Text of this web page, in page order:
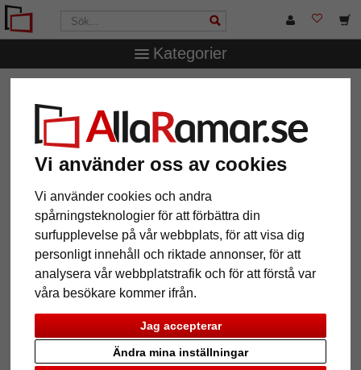
Vi använder oss av cookies
Vi använder cookies och andra
spårningsteknologier för att förbättra din
surfupplevelse på vår webbplats, för att visa dig
personligt innehåll och riktade annonser, för att
analysera vår webbplatstrafik och för att förstå var
våra besökare kommer ifrån.
Jag accepterar
Ändra mina inställningar
Kategorier
mm WhiteCore passepartout måttbeställd
1,6 mm WhiteCore passepartout
måttbeställd
Pictures